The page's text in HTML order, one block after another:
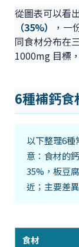
從圖表可以看
（35%）
，一
同食材分布在
1000mg 目標
6種補鈣食
以下整理6
意：食材的
35%，板豆
近；主要差
食材